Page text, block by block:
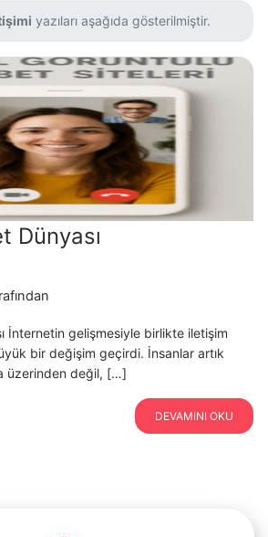
yazıları aşağıda gösterilmiştir.
Dünyası
İnternetin gelişmesiyle birlikte iletişim
bir değişim geçirdi. İnsanlar artık
üzerinden değil, […]
DEVAMINI OKU